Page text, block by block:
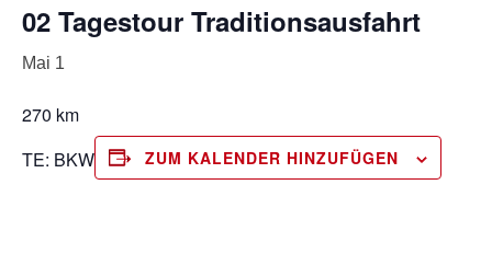
02 Tagestour Traditionsausfahrt
Mai 1
270 km
TE: BKW
ZUM KALENDER HINZUFÜGEN